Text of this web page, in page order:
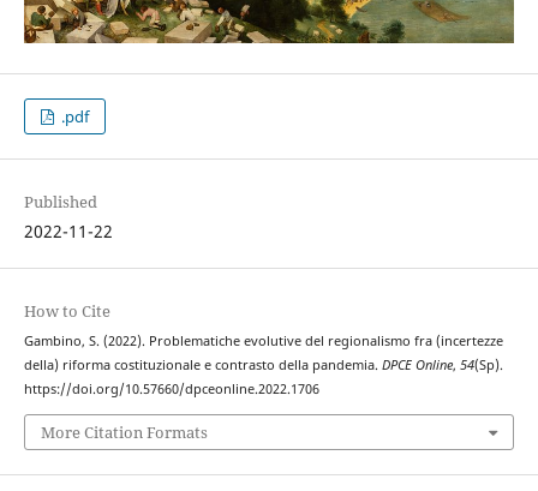
.pdf
Published
2022-11-22
How to Cite
Gambino, S. (2022). Problematiche evolutive del regionalismo fra (incertezze
della) riforma costituzionale e contrasto della pandemia. DPCE Online, 54(Sp).
https://doi.org/10.57660/dpceonline.2022.1706
More Citation Formats